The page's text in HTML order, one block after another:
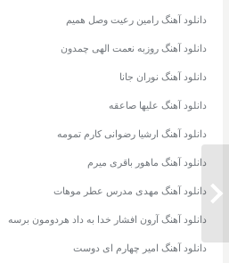
دانلود آهنگ محسن یگانه من تو رو کم
دانلود آهنگ رامین رعیت وصل همیم
دانلود آهنگ روزبه نعمت الهی چمدون
دانلود آهنگ نوران جانا
دانلود آهنگ علیها صاعقه
دانلود آهنگ ارشیا رضوانی کارم تمومه
دانلود آهنگ ماهور باقری میرم
دانلود آهنگ مهدی مدرس عطر موهات
دانلود آهنگ آرون افشار خدا به داد هردومون برسه
دانلود آهنگ امیر چهارم ای دوست